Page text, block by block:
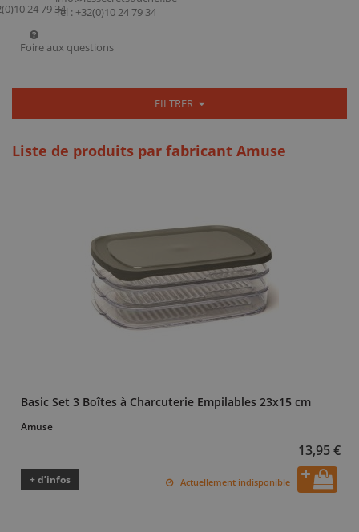
Tel : +32(0)10 24 79 34
Foire aux questions
FILTRER
Liste de produits par fabricant Amuse
Basic Set 3 Boîtes à Charcuterie Empilables 23x15 cm
Amuse
13,95 €
+ d’infos Actuellement indisponible